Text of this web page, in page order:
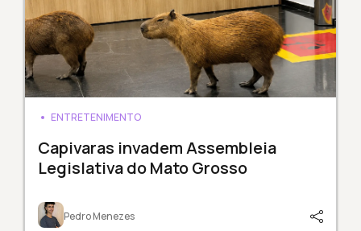
ENTRETENIMENTO
Capivaras invadem Assembleia
Legislativa do Mato Grosso
Pedro Menezes